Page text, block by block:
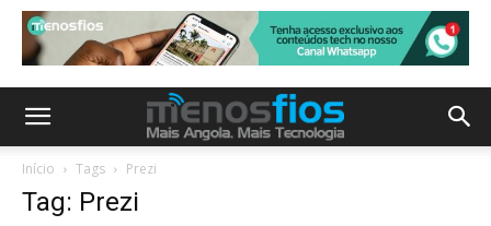
Início Tags Prezi
Tag: Prezi